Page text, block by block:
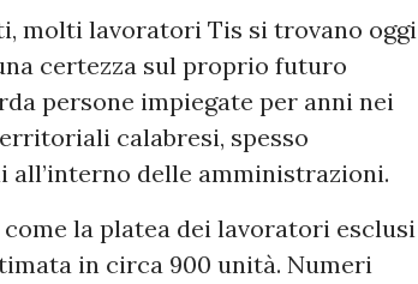
molti lavoratori Tis si trovano oggi
certezza sul proprio futuro
persone impiegate per anni nei
calabresi, spesso
delle amministrazioni.
la platea dei lavoratori esclusi
in circa 900 unità. Numeri